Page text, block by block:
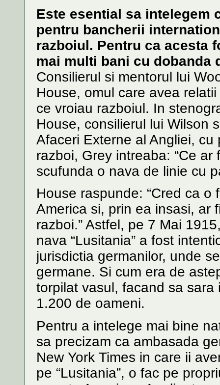
Este esential sa intelegem
pentru bancherii
razboiul. Pentru ca acesta
mai multi bani cu dobanda
Consilierul si mentorul lui
House, omul care avea
ce vroiau razboiul. In
House, consilierul lui Wilson
Afaceri Externe al Angliei, cu
razboi, Grey intreaba: “Ce
scufunda o nava de linie cu
House raspunde: “Cred ca
America si, prin ea insasi, ar
razboi.” Astfel, pe 7 Mai
nava “Lusitania” a fost
jurisdictia germanilor, unde
germane. Si cum era de
torpilat vasul, facand sa
1.200 de oameni.
Pentru a intelege mai bine
sa precizam ca ambasada
New York Times in care ii
pe “Lusitania”, o fac pe